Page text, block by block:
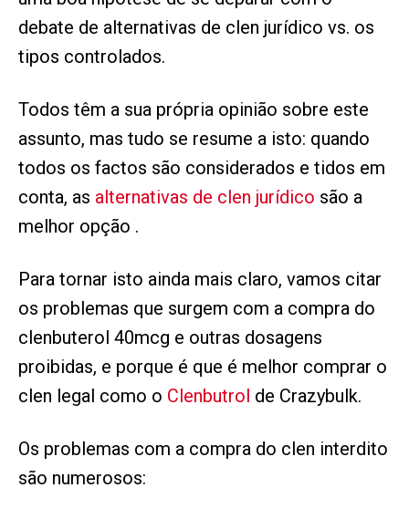
debate de alternativas de clen jurídico vs. os
tipos controlados.
Todos têm a sua própria opinião sobre este
assunto, mas tudo se resume a isto: quando
todos os factos são considerados e tidos em
conta, as alternativas de clen jurídico são a
melhor opção .
Para tornar isto ainda mais claro, vamos citar
os problemas que surgem com a compra do
clenbuterol 40mcg e outras dosagens
proibidas, e porque é que é melhor comprar o
clen legal como o Clenbutrol de Crazybulk.
Os problemas com a compra do clen interdito
são numerosos: